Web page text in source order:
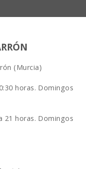
(Murcia)
horas. Domingos
21 horas. Domingos